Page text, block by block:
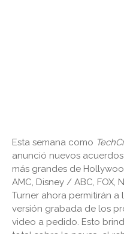
Esta semana como
anunció nuevos
más grandes de
AMC, Disney / ABC,
Turner ahora permitirán a
versión grabada de los
video a pedido. Esto